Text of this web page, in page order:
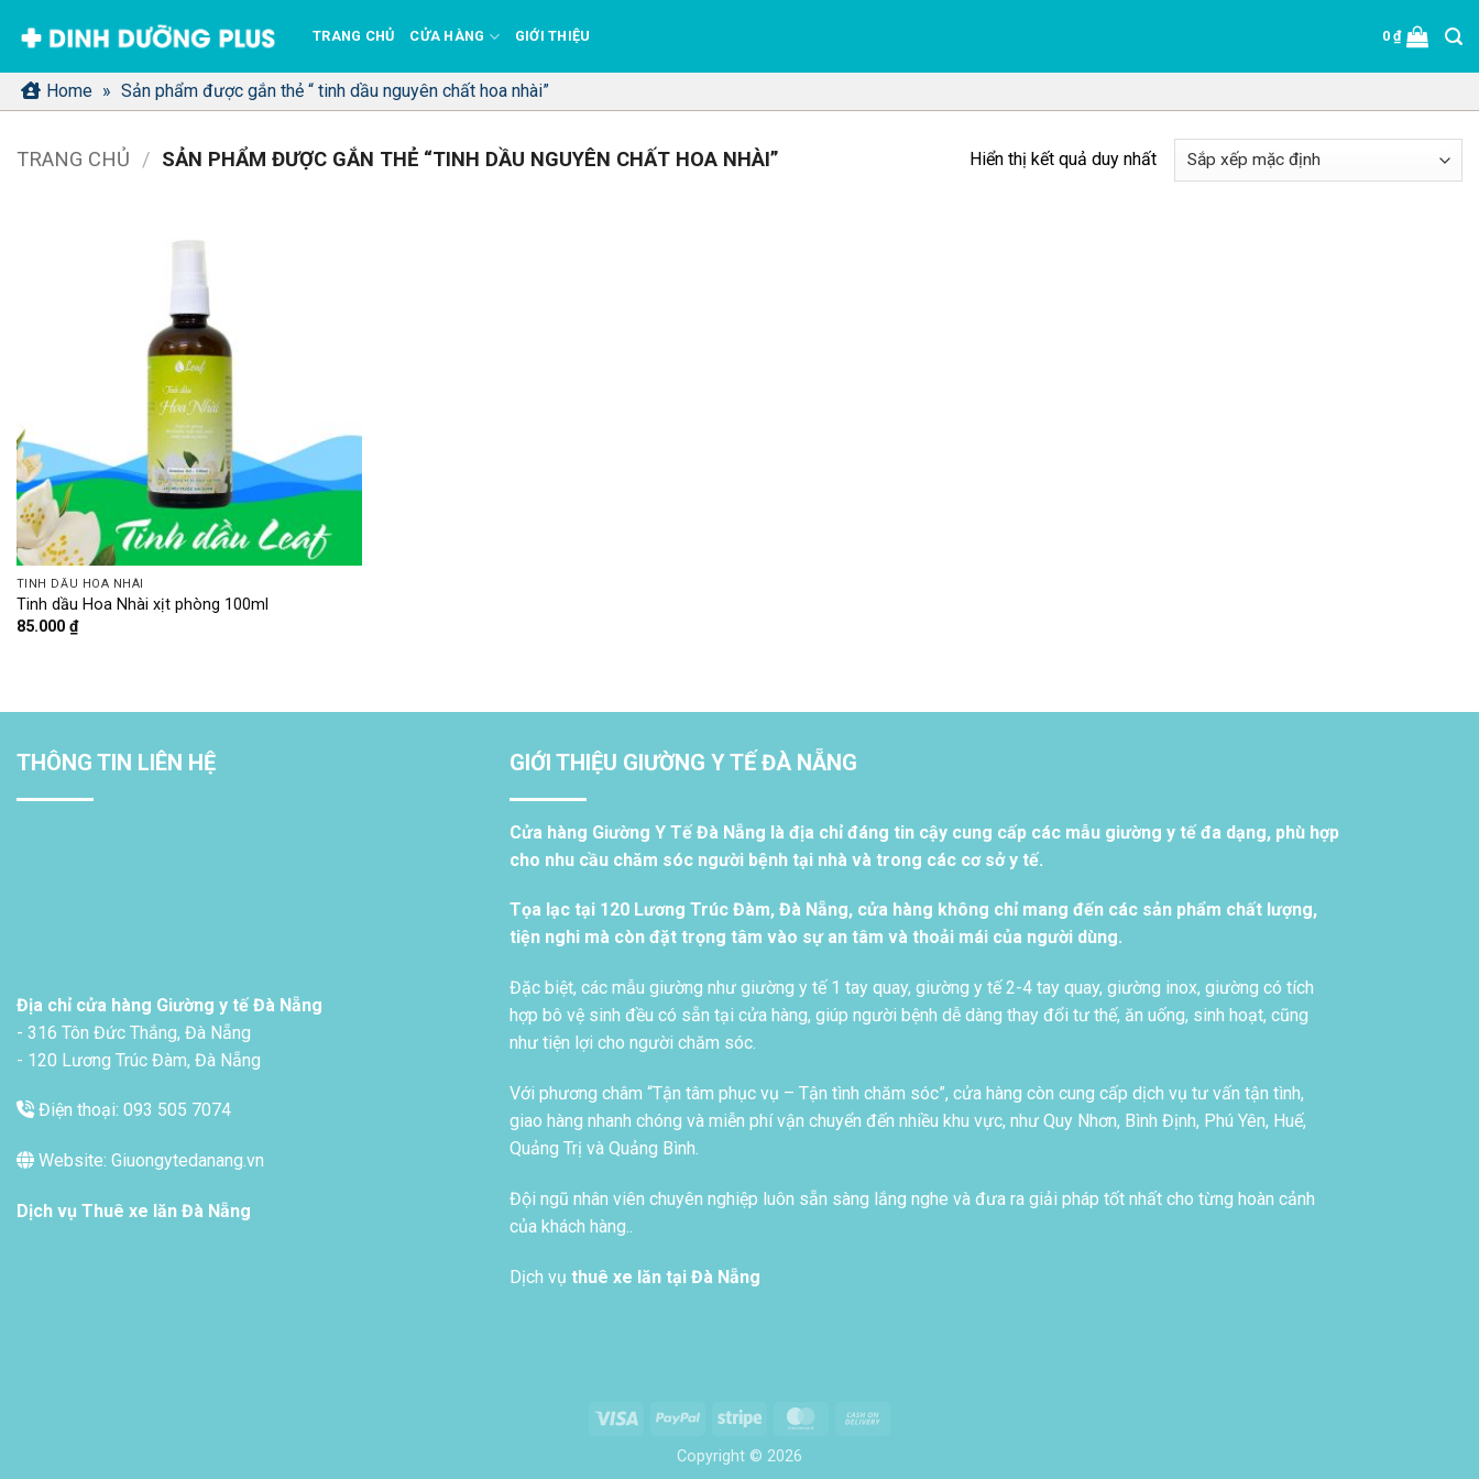
qua
nội
dung
TRANG CHỦ CỬA HÀNG GIỚI THIỆU 0₫
Home » Sản phẩm được gắn thẻ “ tinh dầu nguyên chất hoa nhài”
TRANG CHỦ / SẢN PHẨM ĐƯỢC GẮN THẺ “TINH DẦU NGUYÊN CHẤT HOA NHÀI” Hiển thị kết quả duy nhất
TINH DẦU HOA NHÀI
Tinh dầu Hoa Nhài xịt phòng 100ml
85.000 ₫
THÔNG TIN LIÊN HỆ
Địa chỉ cửa hàng Giường y tế Đà Nẵng
- 316 Tôn Đức Thắng, Đà Nẵng
- 120 Lương Trúc Đàm, Đà Nẵng
Điện thoại: 093 505 7074
Website: Giuongytedanang.vn
Dịch vụ Thuê xe lăn Đà Nẵng
GIỚI THIỆU GIƯỜNG Y TẾ ĐÀ NẴNG
Cửa hàng Giường Y Tế Đà Nẵng là địa chỉ đáng tin cậy cung cấp các mẫu giường y tế đa dạng, phù hợp
cho nhu cầu chăm sóc người bệnh tại nhà và trong các cơ sở y tế.
Tọa lạc tại 120 Lương Trúc Đàm, Đà Nẵng, cửa hàng không chỉ mang đến các sản phẩm chất lượng,
tiện nghi mà còn đặt trọng tâm vào sự an tâm và thoải mái của người dùng.
Đặc biệt, các mẫu giường như giường y tế 1 tay quay, giường y tế 2-4 tay quay, giường inox, giường có tích
hợp bô vệ sinh đều có sẵn tại cửa hàng, giúp người bệnh dễ dàng thay đổi tư thế, ăn uống, sinh hoạt, cũng
như tiện lợi cho người chăm sóc.
Với phương châm “Tận tâm phục vụ – Tận tình chăm sóc”, cửa hàng còn cung cấp dịch vụ tư vấn tận tình,
giao hàng nhanh chóng và miễn phí vận chuyển đến nhiều khu vực, như Quy Nhơn, Bình Định, Phú Yên, Huế,
Quảng Trị và Quảng Bình.
Đội ngũ nhân viên chuyên nghiệp luôn sẵn sàng lắng nghe và đưa ra giải pháp tốt nhất cho từng hoàn cảnh
của khách hàng..
Dịch vụ thuê xe lăn tại Đà Nẵng
Visa PayPal Stripe MasterCard
Copyright © 2026